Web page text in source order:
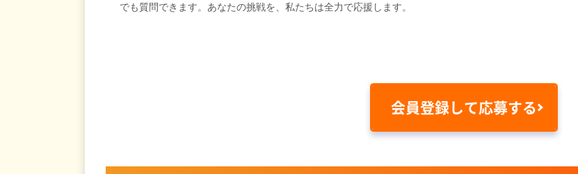
でも質問できます。あなたの挑戦を、私たちは全力で応援します。
会員登録して応募する